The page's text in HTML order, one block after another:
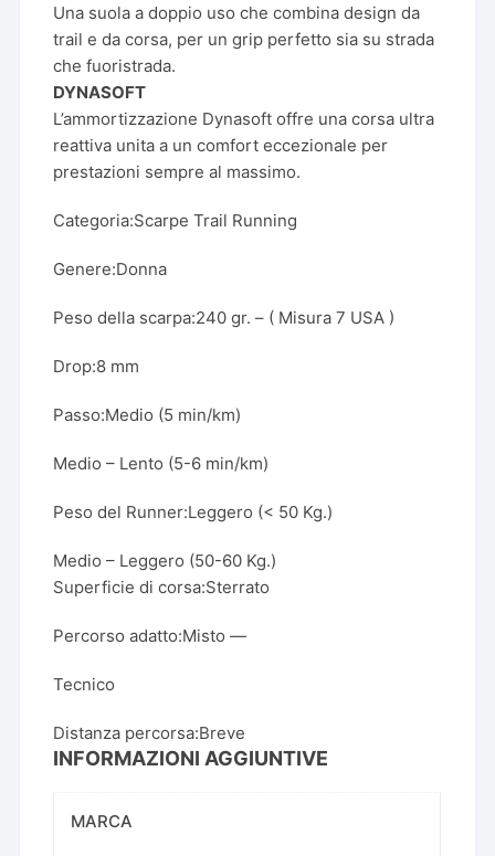
Una suola a doppio uso che combina design da
trail e da corsa, per un grip perfetto sia su strada
che fuoristrada.
DYNASOFT
L’ammortizzazione Dynasoft offre una corsa ultra
reattiva unita a un comfort eccezionale per
prestazioni sempre al massimo.
Categoria:Scarpe Trail Running
Genere:Donna
Peso della scarpa:240 gr. – ( Misura 7 USA )
Drop:8 mm
Passo:Medio (5 min/km)
Medio – Lento (5-6 min/km)
Peso del Runner:Leggero (< 50 Kg.)
Medio – Leggero (50-60 Kg.)
Superficie di corsa:Sterrato
Percorso adatto:Misto —
Tecnico
Distanza percorsa:Breve
INFORMAZIONI AGGIUNTIVE
MARCA